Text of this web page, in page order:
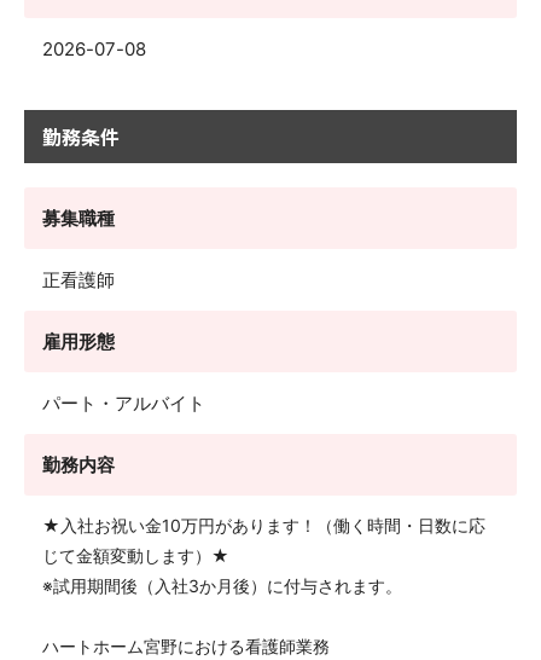
2026-07-08
勤務条件
募集職種
正看護師
雇用形態
パート・アルバイト
勤務内容
★入社お祝い金10万円があります！（働く時間・日数に応
じて金額変動します）★
※試用期間後（入社3か月後）に付与されます。
ハートホーム宮野における看護師業務